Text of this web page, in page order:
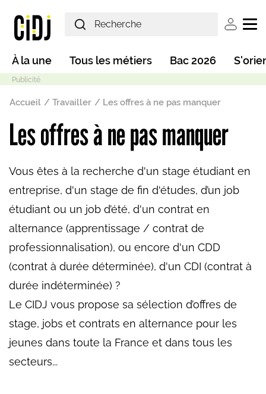
User
Main navigation
À la une Tous les métiers Bac 2026
Fil d'Ariane
Accueil Travailler Les offres à ne pas manquer
Les offres à ne pas manquer
Vous êtes à la recherche d'un stage étudiant en
entreprise, d'un stage de fin d'études, d’un job
étudiant ou un job d’été, d'un contrat en
alternance (apprentissage / contrat de
professionnalisation), ou encore d'un CDD
(contrat à durée déterminée), d'un CDI (contrat à
durée indéterminée) ?
Le CIDJ vous propose sa sélection d’offres de
stage, jobs et contrats en alternance pour les
jeunes dans toute la France et dans tous les
secteurs...